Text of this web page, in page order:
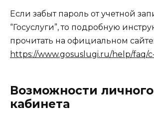
Если забыт пароль от учетной
“Госуслуги”, то подробную
прочитать на официальном сайте:
https://www.gosuslugi.ru/help/faq/
Возможности личного
кабинета